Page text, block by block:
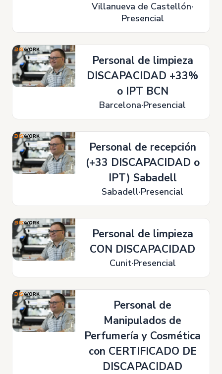
Villanueva de Castellón
Presencial
Personal de limpieza
DISCAPACIDAD +33%
o IPT BCN
Barcelona Presencial
Personal de recepción
(+33 DISCAPACIDAD o
IPT) Sabadell
Sabadell Presencial
Personal de limpieza
CON DISCAPACIDAD
Cunit Presencial
Personal de
Manipulados de
Perfumería y Cosmética
con CERTIFICADO DE
DISCAPACIDAD